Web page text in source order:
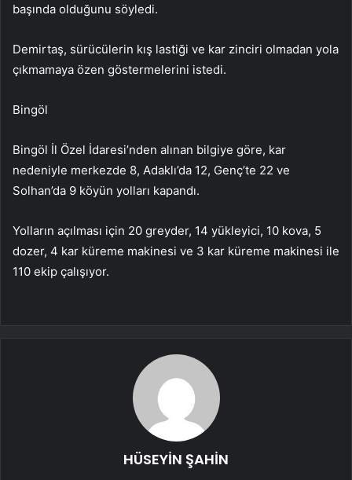
başında olduğunu söyledi.
Demirtaş, sürücülerin kış lastiği ve kar zinciri olmadan yola
çıkmamaya özen göstermelerini istedi.
Bingöl
Bingöl İl Özel İdaresi’nden alınan bilgiye göre, kar
nedeniyle merkezde 8, Adaklı’da 12, Genç’te 22 ve
Solhan’da 9 köyün yolları kapandı.
Yolların açılması için 20 greyder, 14 yükleyici, 10 kova, 5
dozer, 4 kar küreme makinesi ve 3 kar küreme makinesi ile
110 ekip çalışıyor.
HÜSEYİN ŞAHİN